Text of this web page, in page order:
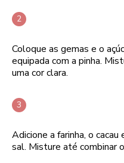
Coloque as gemas e o
equipada com a pinha.
uma cor clara.
Adicione a farinha, o
sal. Misture até combinar